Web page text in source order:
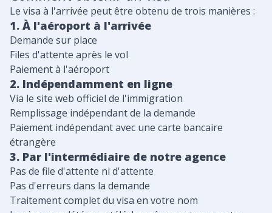
Le visa à l'arrivée peut être obtenu de trois manières :
1. À l'aéroport à l'arrivée
Demande sur place
Files d'attente après le vol
Paiement à l'aéroport
2. Indépendamment en ligne
Via le site web officiel de l'immigration
Remplissage indépendant de la demande
Paiement indépendant avec une carte bancaire
étrangère
3. Par l'intermédiaire de notre agence
Pas de file d'attente ni d'attente
Pas d'erreurs dans la demande
Traitement complet du visa en votre nom